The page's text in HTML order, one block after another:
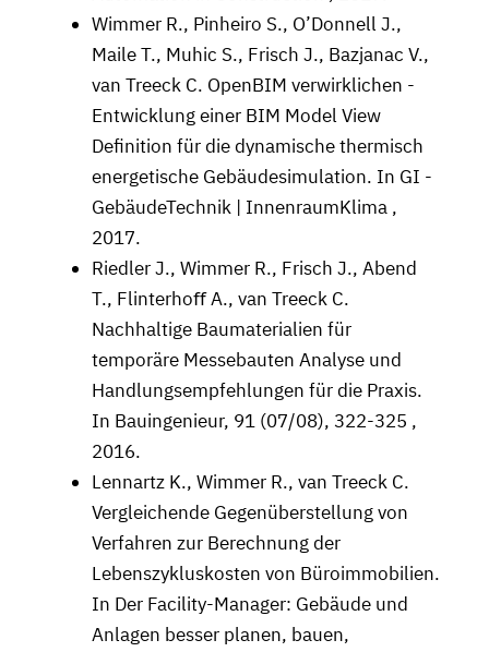
Wimmer R., Pinheiro S., O’Donnell J.,
Maile T., Muhic S., Frisch J., Bazjanac V.,
van Treeck C. OpenBIM verwirklichen -
Entwicklung einer BIM Model View
Deﬁnition für die dynamische thermisch
energetische Gebäudesimulation. In GI -
GebäudeTechnik | InnenraumKlima ,
2017.
Riedler J., Wimmer R., Frisch J., Abend
T., Flinterhoﬀ A., van Treeck C.
Nachhaltige Baumaterialien für
temporäre Messebauten Analyse und
Handlungsempfehlungen für die Praxis.
In Bauingenieur, 91 (07/08), 322-325 ,
2016.
Lennartz K., Wimmer R., van Treeck C.
Vergleichende Gegenüberstellung von
Verfahren zur Berechnung der
Lebenszykluskosten von Büroimmobilien.
In Der Facility-Manager: Gebäude und
Anlagen besser planen, bauen,